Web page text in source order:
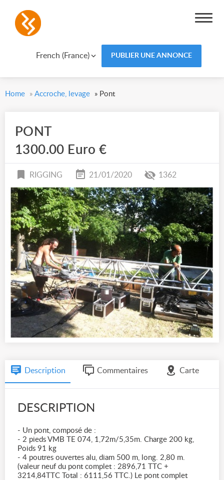
French (France) PUBLIER UNE ANNONCE
Home » Accroche, levage » Pont
PONT
1300.00 Euro €
RIGGING 21/01/2020 1362
Description Commentaires Carte
DESCRIPTION
- Un pont, composé de :
- 2 pieds VMB TE 074, 1,72m/5,35m. Charge 200 kg,
Poids 91 kg
- 4 poutres ouvertes alu, diam 500 m, long. 2,80 m.
(valeur neuf du pont complet : 2896,71 TTC +
3214,84TTC Total : 6111,56 TTC.) Le pont complet